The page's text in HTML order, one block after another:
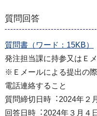
質問回答
質問書（ワード：15KB）
発注担当課に持参⼜はＥ
※Ｅメールによる提出の
電話連絡すること
質問締切⽇時︓2024年２
回答⽇時︓2024年３⽉４